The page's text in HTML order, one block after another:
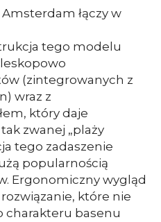
łączy w
tego modelu
(zintegrowanych z
wraz z
który daje
zwanej „plaży
tego zadaszenie
popularnością
Ergonomiczny wygląd
które nie
charakteru basenu